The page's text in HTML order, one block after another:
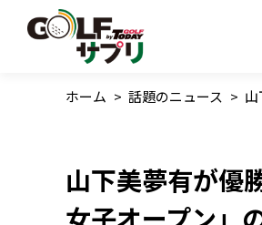
ホーム > 話題のニュース >
山下美夢有が優